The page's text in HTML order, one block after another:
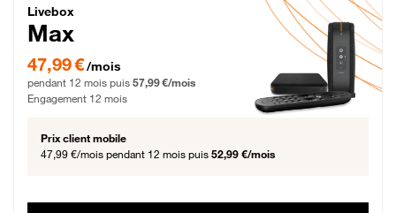
Livebox Max Fibre
Livebox
Max
47,99 € par mois pendant 12 mois puis 57,99 € par mois, Engagement 12 mois
47,99 €/mois
pendant 12 mois puis 57,99 €/mois
Engagement 12 mois
Prix client mobile
47,99 €/mois pendant 12 mois puis 52,99 €/mois